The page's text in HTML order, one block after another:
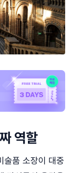
역할
술품 소장이 대중